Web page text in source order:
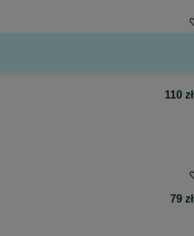
110 zł
79 zł